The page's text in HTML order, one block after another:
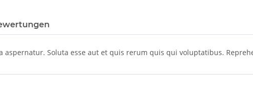
aspernatur. Soluta esse aut et quis rerum quis qui voluptatibus.